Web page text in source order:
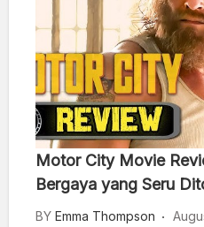
Motor City Movie
Bergaya yang Seru
BY Emma Thompson